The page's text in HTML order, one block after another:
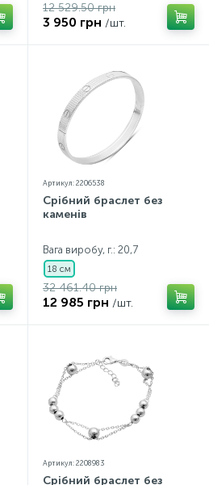
12 529.50 грн
3 950 грн /шт.
Артикул: 2206538
Срібний браслет без
каменів
Вага виробу, г.: 20,7
18 см
32 461.40 грн
12 985 грн /шт.
Артикул: 2208983
Срібний браслет без